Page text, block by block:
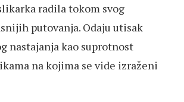
radila tokom svog
putovanja. Odaju utisak
nastajanja kao suprotnost
na kojima se vide izraženi